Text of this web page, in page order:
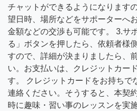
チャットができるようになります
望日時、場所などをサポーターへ
金額などの交渉も可能です。 3.サ
る」ボタンを押したら、依頼者様
すので、詳細が決まりましたら、
い。お支払いは、クレジットカー
す。 クレジットカードをお持ちで
連絡ください。そうすると、本契
時に趣味・習い事のレッスンを実